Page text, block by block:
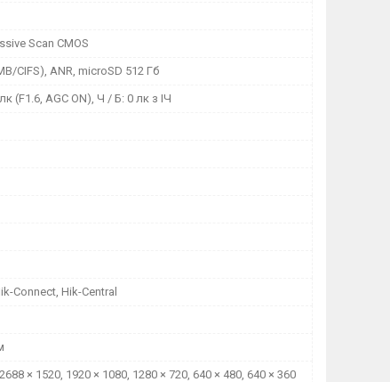
Scan CMOS
CIFS), ANR, microSD 512 Гб
(F1.6, AGC ON), Ч / Б: 0 лк з ІЧ
Connect, Hik-Central
× 1520, 1920 × 1080, 1280 × 720, 640 × 480, 640 × 360